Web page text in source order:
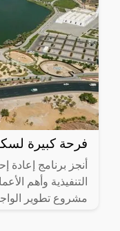
فرحة كبيرة
أنجز برنامج إعادة
التنفيذية وأهم